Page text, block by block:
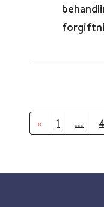
« 1 ...